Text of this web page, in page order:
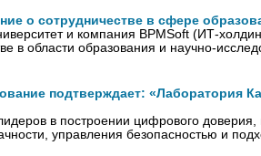
о сотрудничестве в сфере
и компания BPMSoft (ИТ-
в области образования и научно-
подтверждает: «Лаборатория
в построении цифрового
управления безопасностью и